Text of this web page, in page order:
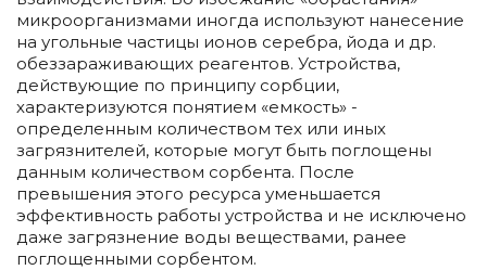
микроорганизмами иногда используют нанесение
на угольные частицы ионов серебра, йода и др.
обеззараживающих реагентов. Устройства,
действующие по принципу сорбции,
характеризуются понятием «емкость» -
определенным количеством тех или иных
загрязнителей, которые могут быть поглощены
данным количеством сорбента. После
превышения этого ресурса уменьшается
эффективность работы устройства и не исключено
даже загрязнение воды веществами, ранее
поглощенными сорбентом.